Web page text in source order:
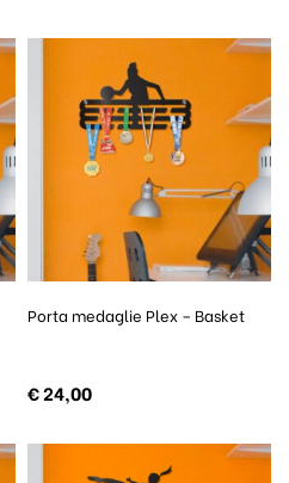
Porta medaglie Plex – Basket
€24,00